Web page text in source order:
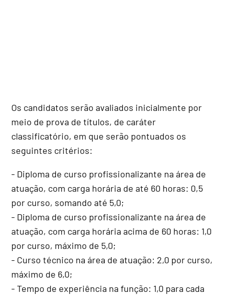
Os candidatos serão avaliados inicialmente por
meio de prova de títulos, de caráter
classificatório, em que serão pontuados os
seguintes critérios:
- Diploma de curso profissionalizante na área de
atuação, com carga horária de até 60 horas: 0,5
por curso, somando até 5,0;
- Diploma de curso profissionalizante na área de
atuação, com carga horária acima de 60 horas: 1,0
por curso, máximo de 5,0;
- Curso técnico na área de atuação: 2,0 por curso,
máximo de 6,0;
- Tempo de experiência na função: 1,0 para cada